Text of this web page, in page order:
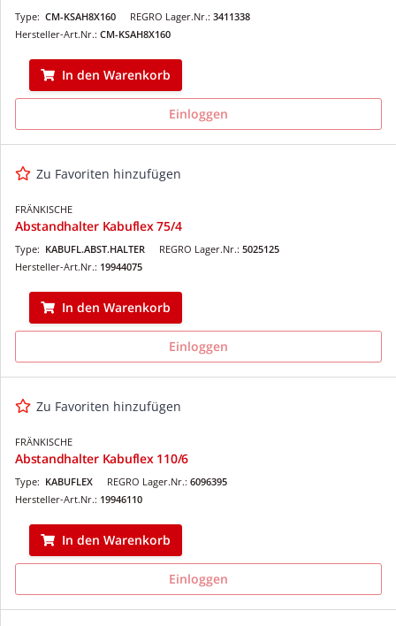
REGRO Lager.Nr.: 3411338
Type: CM-KSAH8X160
Hersteller-Art.Nr.: CM-KSAH8X160
In den Warenkorb
Einloggen
Zu Favoriten hinzufügen
FRÄNKISCHE
Abstandhalter Kabuflex 75/4
REGRO Lager.Nr.: 5025125
Type: KABUFL.ABST.HALTER
Hersteller-Art.Nr.: 19944075
In den Warenkorb
Einloggen
Zu Favoriten hinzufügen
FRÄNKISCHE
Abstandhalter Kabuflex 110/6
REGRO Lager.Nr.: 6096395
Type: KABUFLEX
Hersteller-Art.Nr.: 19946110
In den Warenkorb
Einloggen